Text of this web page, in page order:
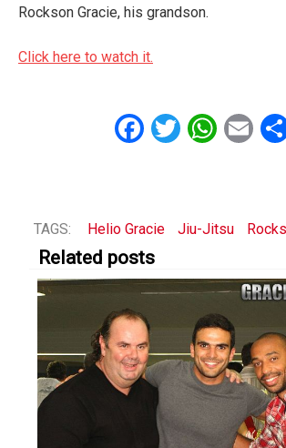
Rockson Gracie, his grandson.
Click here to watch it.
Facebook
Twitter
TAGS: Helio Gracie Jiu-Jitsu
Related posts